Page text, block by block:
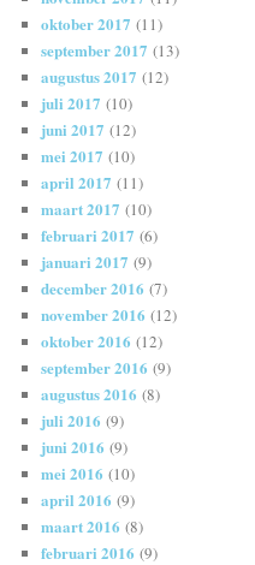
oktober 2017 (11)
september 2017 (13)
augustus 2017 (12)
juli 2017 (10)
juni 2017 (12)
mei 2017 (10)
april 2017 (11)
maart 2017 (10)
februari 2017 (6)
januari 2017 (9)
december 2016 (7)
november 2016 (12)
oktober 2016 (12)
september 2016 (9)
augustus 2016 (8)
juli 2016 (9)
juni 2016 (9)
mei 2016 (10)
april 2016 (9)
maart 2016 (8)
februari 2016 (9)